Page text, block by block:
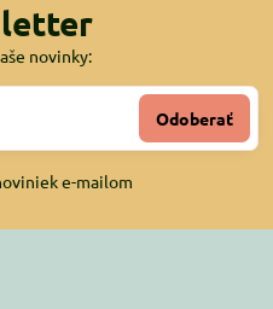
novinky:
Odoberať
e-mailom